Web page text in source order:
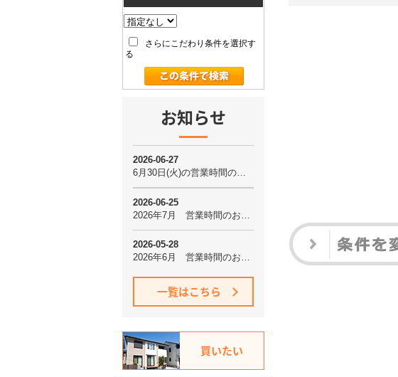
さらにこだわり条件を選択す
る
お知らせ
一覧はこちら
買いたい